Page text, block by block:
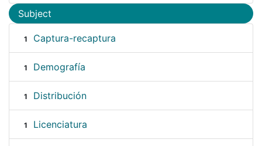
Subject
1 Captura-recaptura
1 Demografía
1 Distribución
1 Licenciatura